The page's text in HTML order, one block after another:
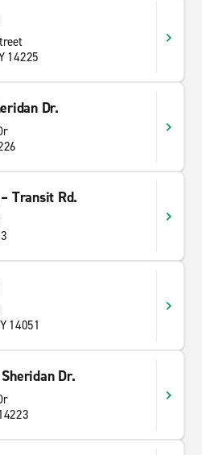
14225
Dr.
Transit Rd.
14051
Dr.